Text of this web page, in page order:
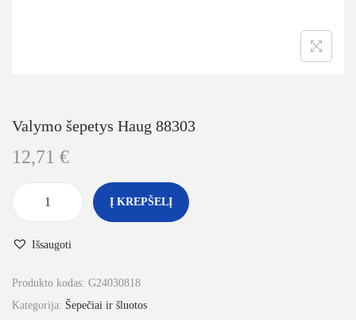
Valymo šepetys Haug 88303
12,71 €
Į KREPŠELĮ
Išsaugoti
Produkto kodas: G24030818
Kategorija: Šepečiai ir šluotos